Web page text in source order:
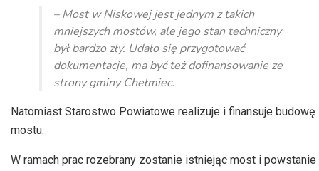
dźwiękowych– Most wNiskowejjest jednym z takich
mniejszych mostów, ale jego stan techniczny
był bardzo zły. Udało się przygotować
dokumentacje, ma być też dofinansowanie ze
strony gminy Chełmiec.
Natomiast Starostwo Powiatowe realizuje i finansuje budowę
mostu.
W ramach prac rozebrany zostanie istniejąc most i powstanie